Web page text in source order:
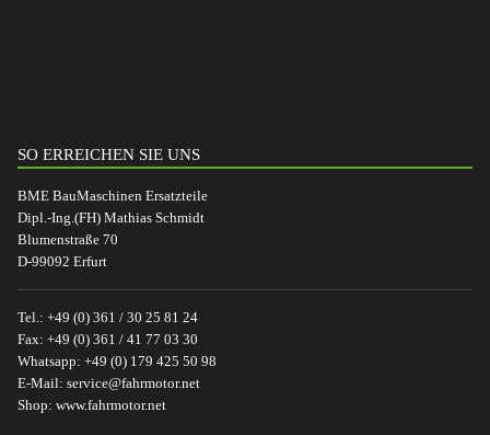
SO ERREICHEN SIE UNS
BME BauMaschinen Ersatzteile
Dipl.-Ing.(FH) Mathias Schmidt
Blumenstraße 70
D-99092 Erfurt
Tel.: +49 (0) 361 / 30 25 81 24
Fax: +49 (0) 361 / 41 77 03 30
Whatsapp: +49 (0) 179 425 50 98
E-Mail: service@fahrmotor.net
Shop: www.fahrmotor.net